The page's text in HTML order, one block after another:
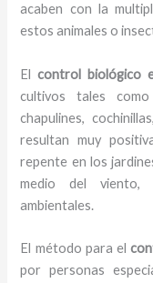
acaben con la
estos animales o
Elcontrol biológico
cultivos tales
chapulines,
resultan muy
repente en los
medio del viento,
ambientales.
El método para el
por personas